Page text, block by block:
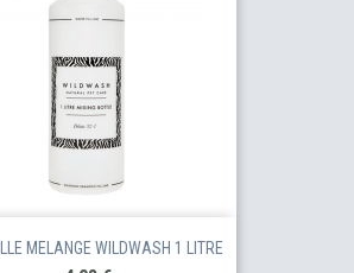
MELANGE WILDWASH 1 LITRE